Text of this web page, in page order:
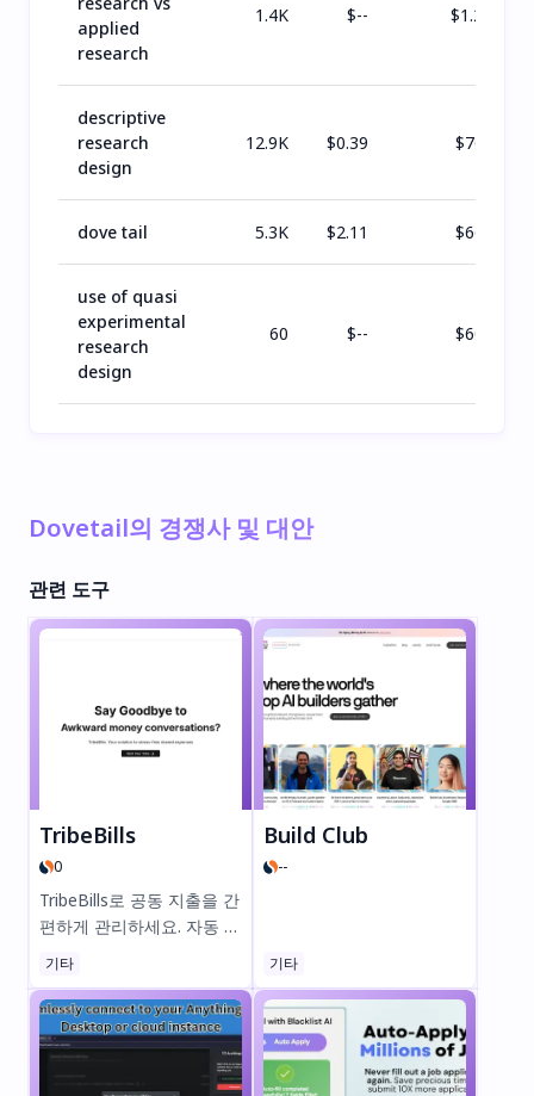
applied
research
1.4K $-- $1.2K
descriptive
research
design
12.9K $0.39 $764
dove tail 5.3K $2.11 $668
use of quasi
experimental
research
design
60 $-- $606
Dovetail의 경쟁사 및 대안
관련 도구
TribeBills
0
TribeBills로 공동 지출을 간
편하게 관리하세요. 자동 추
적, 공정한 분할, 쉬운 정산
까지. 더 이상 어색한 돈 이
야기는 그만! 영수증을 찍
고, 청구서를 나누고, 앱 내
에서 바로 정산하세요. 지금
TribeBills에 가입하고 스트
기타
Build Club
--
기타